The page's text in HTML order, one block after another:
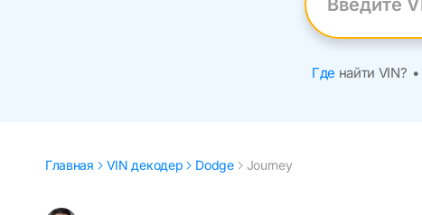
Введите VIN
Где найти VIN? •
Главная VIN декодер Dodge Journey